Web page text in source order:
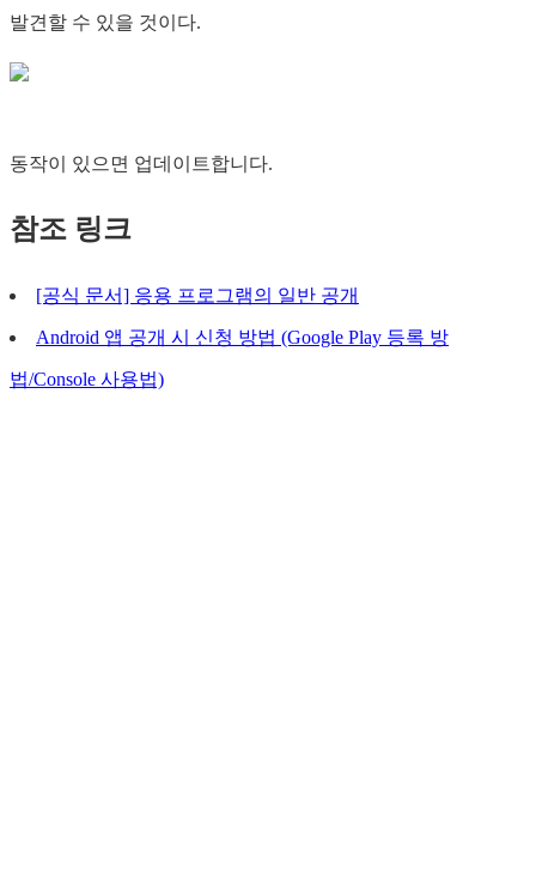
발견할 수 있을 것이다.
동작이 있으면 업데이트합니다.
참조 링크
[공식 문서] 응용 프로그램의 일반 공개
Android 앱 공개 시 신청 방법 (Google Play 등록 방
법/Console 사용법)